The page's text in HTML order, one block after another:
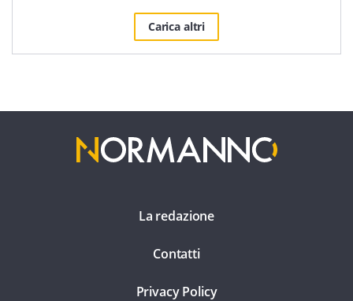
Carica altri
La redazione
Contatti
Privacy Policy